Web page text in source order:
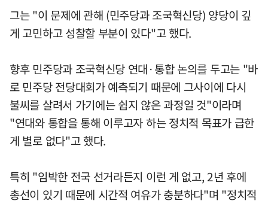
그는 "이 문제에 관해 (민주당과 조국혁신당) 양당이 깊
게 고민하고 성찰할 부분이 있다"고 했다.
향후 민주당과 조국혁신당 연대·통합 논의를 두고는 "바
로 민주당 전당대회가 예측되기 때문에 그사이에 다시
불씨를 살려서 가기에는 쉽지 않은 과정일 것"이라며
"연대와 통합을 통해 이루고자 하는 정치적 목표가 급한
게 별로 없다"고 했다.
특히 "임박한 전국 선거라든지 이런 게 없고, 2년 후에
총선이 있기 때문에 시간적 여유가 충분하다"며 "정치적